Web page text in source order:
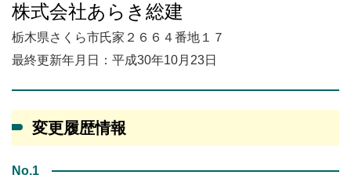
株式会社あらき総建
栃木県さくら市氏家２６６４番地１７
最終更新年月日：平成30年10月23日
変更履歴情報
No.1